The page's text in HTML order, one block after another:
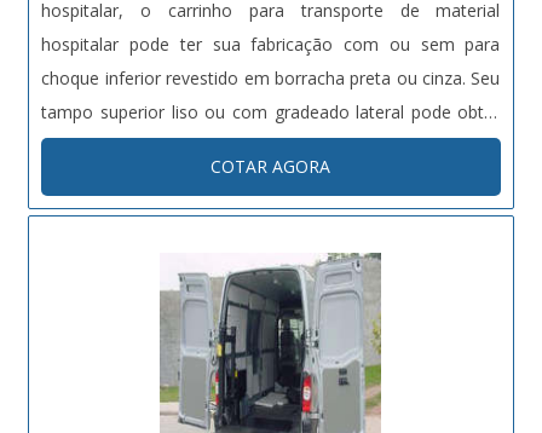
hospitalar, o carrinho para transporte de material
hospitalar pode ter sua fabricação com ou sem para
choque inferior revestido em borracha preta ou cinza. Seu
tampo superior liso ou com gradeado lateral pode obter
duas portas de abrir ou portas de correr, incluindo
puxadores, trinco e chave central, seu interior pode ter
até três p....
COTAR AGORA